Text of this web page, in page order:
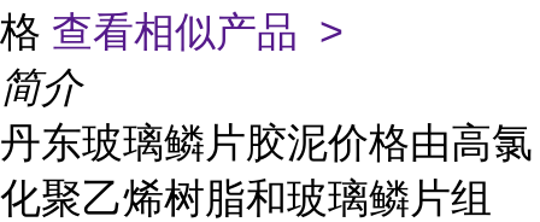
格 查看相似产品 >
简介
丹东玻璃鳞片胶泥价格由高氯
化聚乙烯树脂和玻璃鳞片组